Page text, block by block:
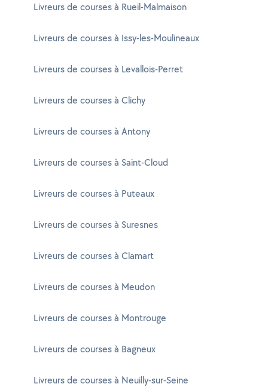
Livreurs de courses à Rueil-Malmaison
Livreurs de courses à Issy-les-Moulineaux
Livreurs de courses à Levallois-Perret
Livreurs de courses à Clichy
Livreurs de courses à Antony
Livreurs de courses à Saint-Cloud
Livreurs de courses à Puteaux
Livreurs de courses à Suresnes
Livreurs de courses à Clamart
Livreurs de courses à Meudon
Livreurs de courses à Montrouge
Livreurs de courses à Bagneux
Livreurs de courses à Neuilly-sur-Seine